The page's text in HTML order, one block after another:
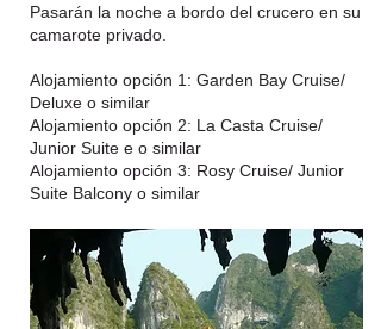
Pasarán la noche a bordo del crucero en su
camarote privado.
Alojamiento opción 1: Garden Bay Cruise/
Deluxe o similar
Alojamiento opción 2: La Casta Cruise/
Junior Suite e o similar
Alojamiento opción 3: Rosy Cruise/ Junior
Suite Balcony o similar